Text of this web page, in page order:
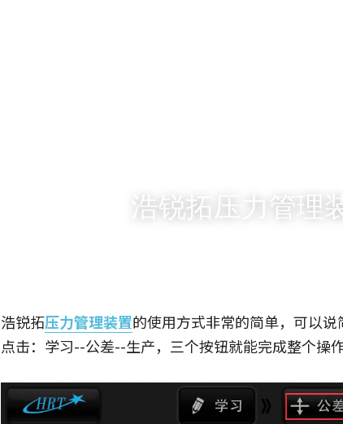
浩锐拓压力管理
浩锐拓压力管理装置的使用方式非常的简单，可以
点击：学习--公差--生产，三个按钮就能完成整个操作